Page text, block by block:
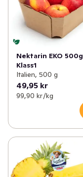
Nektarin EKO 500g
Klass1
Italien, 500 g
49,95 kr
99,90 kr /kg